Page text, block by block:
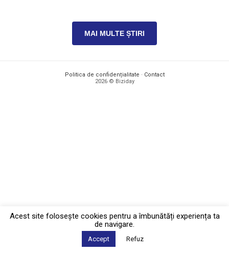
MAI MULTE ȘTIRI
Politica de confidențialitate · Contact
2026 © Biziday
Acest site foloseşte cookies pentru a îmbunătăți experiența ta
de navigare.
Accept Refuz